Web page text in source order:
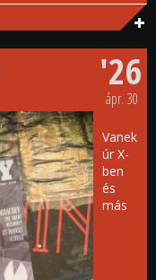
'26
ápr. 30
Vanek
úr X-
ben
és
más